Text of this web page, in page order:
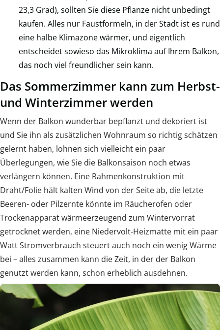
23,3 Grad), sollten Sie diese Pflanze nicht unbedingt
kaufen. Alles nur Faustformeln, in der Stadt ist es rund
eine halbe Klimazone wärmer, und eigentlich
entscheidet sowieso das Mikroklima auf Ihrem Balkon,
das noch viel freundlicher sein kann.
Das Sommerzimmer kann zum Herbst-
und Winterzimmer werden
Wenn der Balkon wunderbar bepflanzt und dekoriert ist
und Sie ihn als zusätzlichen Wohnraum so richtig schätzen
gelernt haben, lohnen sich vielleicht ein paar
Überlegungen, wie Sie die Balkonsaison noch etwas
verlängern können. Eine Rahmenkonstruktion mit
Draht/Folie hält kalten Wind von der Seite ab, die letzte
Beeren- oder Pilzernte könnte im Räucherofen oder
Trockenapparat wärmeerzeugend zum Wintervorrat
getrocknet werden, eine Niedervolt-Heizmatte mit ein paar
Watt Stromverbrauch steuert auch noch ein wenig Wärme
bei – alles zusammen kann die Zeit, in der der Balkon
genutzt werden kann, schon erheblich ausdehnen.